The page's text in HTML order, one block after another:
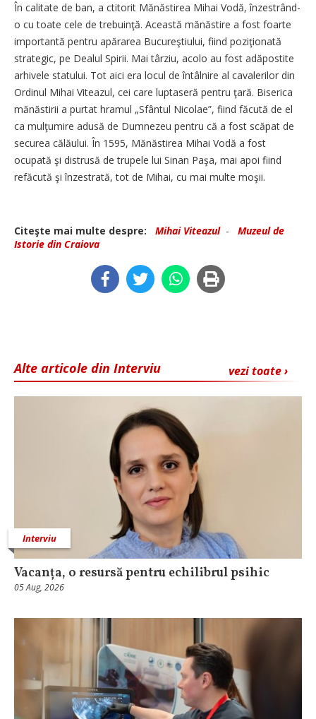
În calitate de ban, a ctitorit Mănăstirea Mihai Vodă, înzestrând-
o cu toate cele de trebuinţă. Această mănăstire a fost foarte
importantă pentru apărarea Bucureştiului, fiind poziţionată
strategic, pe Dealul Spirii. Mai târziu, acolo au fost adăpostite
arhivele statului. Tot aici era locul de întâlnire al cavalerilor din
Ordinul Mihai Viteazul, cei care luptaseră pentru ţară. Biserica
mănăstirii a purtat hramul „Sfântul Nicolae”, fiind făcută de el
ca mulţumire adusă de Dumnezeu pentru că a fost scăpat de
securea călăului. În 1595, Mănăstirea Mihai Vodă a fost
ocupată şi distrusă de trupele lui Sinan Paşa, mai apoi fiind
refăcută şi înzestrată, tot de Mihai, cu mai multe moşii.
Citeşte mai multe despre: Mihai Viteazul- Muzeul de
Istorie din Craiova
vezi toate ›
Alte articole din Interviu
Interviu
Vacanța, o resursă pentru echilibrul psihic
05 Aug, 2026